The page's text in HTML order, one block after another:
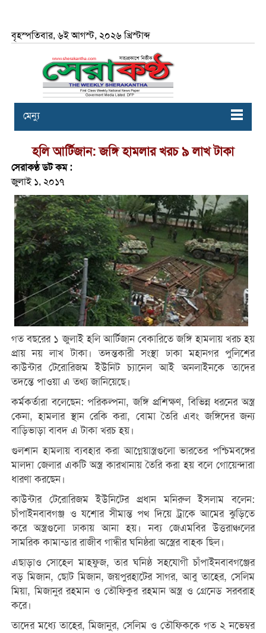
বৃহস্পতিবার, ৬ই আগস্ট, ২০২৬ খ্রিস্টাব্দ
মেন্যু
হলি আর্টিজান: জঙ্গি হামলার খরচ ৯ লাখ টাকা
সেরাকণ্ঠ ডট কম :
জুলাই ১, ২০১৭
গত বছরের ১ জুলাই হলি আর্টিজান বেকারিতে জঙ্গি হামলায় খরচ হয়
প্রায় নয় লাখ টাকা। তদন্তকারী সংস্থা ঢাকা মহানগর পুলিশের
কাউন্টার টেরোরিজম ইউনিট চ্যানেল আই অনলাইনকে তাদের
তদন্তে পাওয়া এ তথ্য জানিয়েছে।
কর্মকর্তারা বলেছেন: পরিকল্পনা, জঙ্গি প্রশিক্ষণ, বিভিন্ন ধরনের অস্ত্র
কেনা, হামলার স্থান রেকি করা, বোমা তৈরি এবং জঙ্গিদের জন্য
বাড়িভাড়া বাবদ এ টাকা খরচ হয়।
গুলশান হামলায় ব্যবহার করা আগ্নেয়াস্ত্রগুলো ভারতের পশ্চিমবঙ্গের
মালদা জেলার একটি অস্ত্র কারখানায় তৈরি করা হয় বলে গোয়েন্দারা
ধারণা করছেন।
কাউন্টার টেরোরিজম ইউনিটের প্রধান মনিরুল ইসলাম বলেন:
চাঁপাইনবাবগঞ্জ ও যশোর সীমান্ত পথ দিয়ে ট্রাকে আমের ঝুড়িতে
করে অস্ত্রগুলো ঢাকায় আনা হয়। নব্য জেএমবির উত্তরাঞ্চলের
সামরিক কামান্ডার রাজীব গান্ধীর ঘনিষ্ঠরা অস্ত্রের বাহক ছিল।
এছাড়াও সোহেল মাহফুজ, তার ঘনিষ্ঠ সহযোগী চাঁপাইনবাবগঞ্জের
বড় মিজান, ছোট মিজান, জয়পুরহাটের সাগর, আবু তাহের, সেলিম
মিয়া, মিজানুর রহমান ও তৌফিকুর রহমান অস্ত্র ও গ্রেনেড সরবরাহ
করে।
তাদের মধ্যে তাহের, মিজানুর, সেলিম ও তৌফিককে গত ২ নভেম্বর